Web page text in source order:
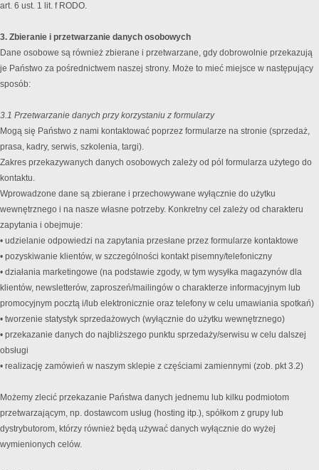
art. 6 ust. 1 lit. f RODO.
3. Zbieranie i przetwarzanie danych osobowych
Dane osobowe są również zbierane i przetwarzane, gdy dobrowolnie przekazują
je Państwo za pośrednictwem naszej strony. Może to mieć miejsce w następujący
sposób:
3.1 Przetwarzanie danych przy korzystaniu z formularzy
Mogą się Państwo z nami kontaktować poprzez formularze na stronie (sprzedaż,
prasa, kadry, serwis, szkolenia, targi).
Zakres przekazywanych danych osobowych zależy od pól formularza użytego do
kontaktu.
Wprowadzone dane są zbierane i przechowywane wyłącznie do użytku
wewnętrznego i na nasze własne potrzeby. Konkretny cel zależy od charakteru
zapytania i obejmuje:
• udzielanie odpowiedzi na zapytania przesłane przez formularze kontaktowe
• pozyskiwanie klientów, w szczególności kontakt pisemny/telefoniczny
• działania marketingowe (na podstawie zgody, w tym wysyłka magazynów dla
klientów, newsletterów, zaproszeń/mailingów o charakterze informacyjnym lub
promocyjnym pocztą i/lub elektronicznie oraz telefony w celu umawiania spotkań)
• tworzenie statystyk sprzedażowych (wyłącznie do użytku wewnętrznego)
• przekazanie danych do najbliższego punktu sprzedaży/serwisu w celu dalszej
obsługi
• realizację zamówień w naszym sklepie z częściami zamiennymi (zob. pkt 3.2)
Możemy zlecić przekazanie Państwa danych jednemu lub kilku podmiotom
przetwarzającym, np. dostawcom usług (hosting itp.), spółkom z grupy lub
dystrybutorom, którzy również będą używać danych wyłącznie do wyżej
wymienionych celów.